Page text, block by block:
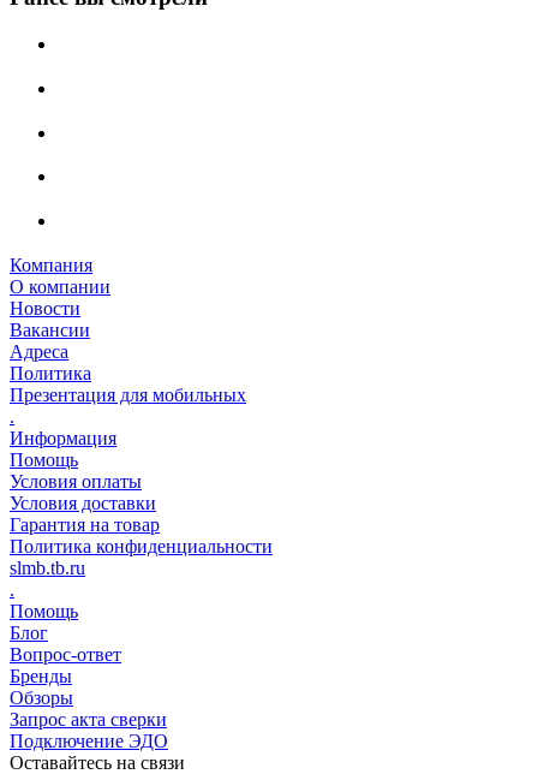
Компания
О компании
Новости
Вакансии
Адреса
Политика
Презентация для мобильных
.
Информация
Помощь
Условия оплаты
Условия доставки
Гарантия на товар
Политика конфиденциальности
slmb.tb.ru
.
Помощь
Блог
Вопрос-ответ
Бренды
Обзоры
Запрос акта сверки
Подключение ЭДО
Оставайтесь на связи